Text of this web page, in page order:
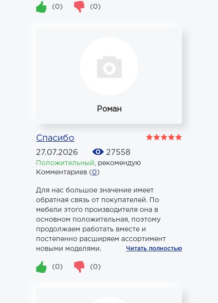
(0) (0)
Роман
Спасибо
27.07.2026 27558
Положительный
рекомендую
Комментариев (0)
Для нас большое значение имеет
обратная связь от покупателей. По
мебели этого производителя она в
основном положительная, поэтому
продолжаем работать вместе и
постепенно расширяем ассортимент
новыми моделями.
Читать полностью
(0) (0)